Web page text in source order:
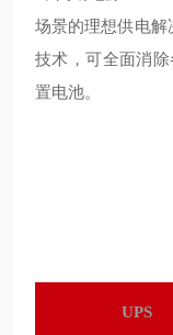
场景的理想供电解
技术，可全面消
置电池。
UPS